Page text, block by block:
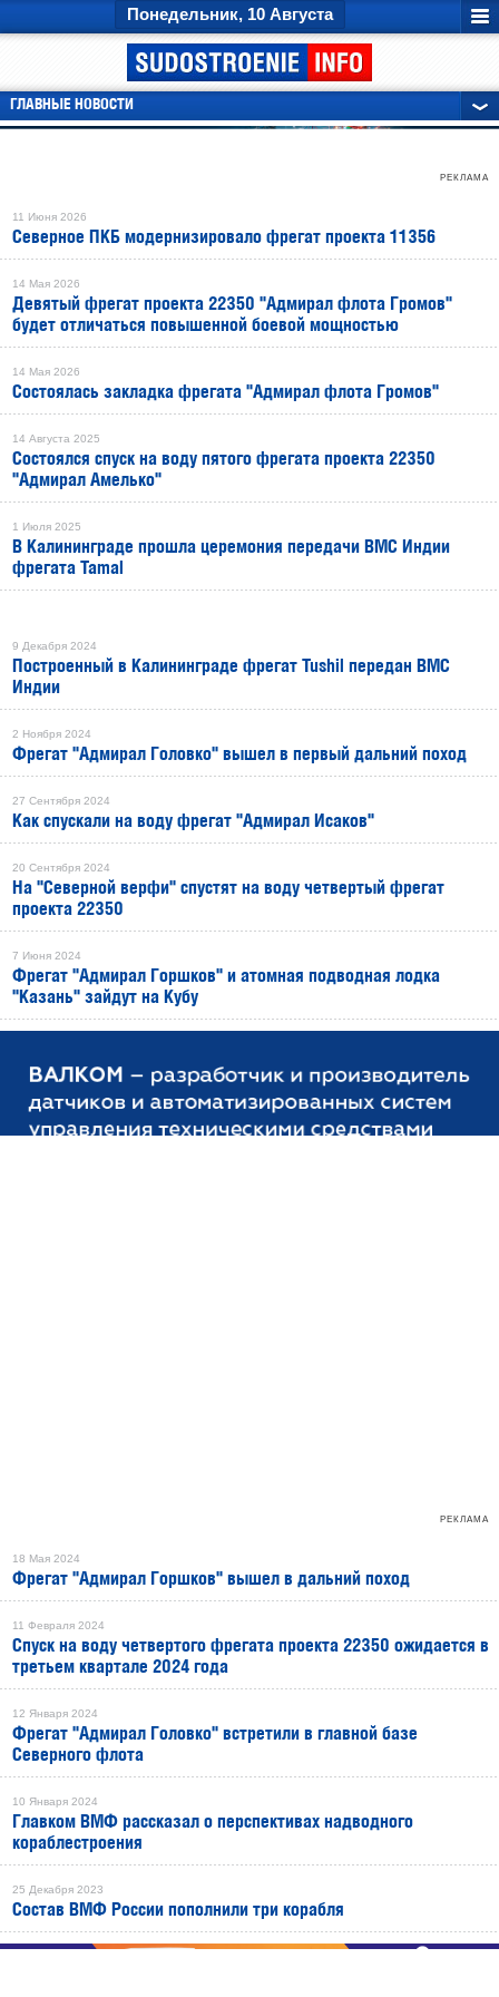
Понедельник, 10 Августа
ГЛАВНЫЕ НОВОСТИ
РЕКЛАМА
11 Июня 2026
Северное ПКБ модернизировало фрегат проекта 11356
14 Мая 2026
Девятый фрегат проекта 22350 "Адмирал флота Громов"
будет отличаться повышенной боевой мощностью
14 Мая 2026
Состоялась закладка фрегата "Адмирал флота Громов"
14 Августа 2025
Состоялся спуск на воду пятого фрегата проекта 22350
"Адмирал Амелько"
1 Июля 2025
В Калининграде прошла церемония передачи ВМС Индии
фрегата Tamal
9 Декабря 2024
Построенный в Калининграде фрегат Tushil передан ВМС
Индии
2 Ноября 2024
Фрегат "Адмирал Головко" вышел в первый дальний поход
27 Сентября 2024
Как спускали на воду фрегат "Адмирал Исаков"
20 Сентября 2024
На "Северной верфи" спустят на воду четвертый фрегат
проекта 22350
7 Июня 2024
Фрегат "Адмирал Горшков" и атомная подводная лодка
"Казань" зайдут на Кубу
РЕКЛАМА
18 Мая 2024
Фрегат "Адмирал Горшков" вышел в дальний поход
11 Февраля 2024
Спуск на воду четвертого фрегата проекта 22350 ожидается в
третьем квартале 2024 года
12 Января 2024
Фрегат "Адмирал Головко" встретили в главной базе
Северного флота
10 Января 2024
Главком ВМФ рассказал о перспективах надводного
кораблестроения
25 Декабря 2023
Состав ВМФ России пополнили три корабля